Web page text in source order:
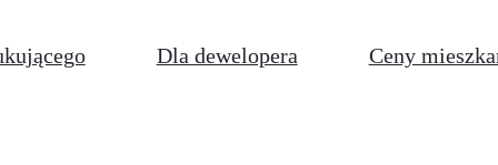
Dla dewelopera Ceny